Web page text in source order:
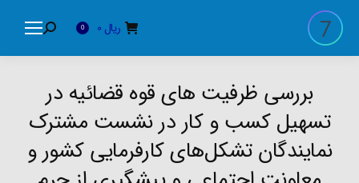
ریال 0
Search:
بررسی ظرفیت های قوه قضائیه در
تسهیل کسب و کار در نشست مشترک
نمایندگان تشکل‌های کارفرمایی کشور و